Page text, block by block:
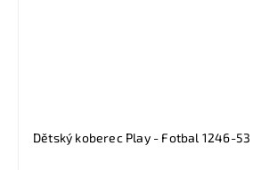
Dětský koberec Play - Fotbal 1246-53